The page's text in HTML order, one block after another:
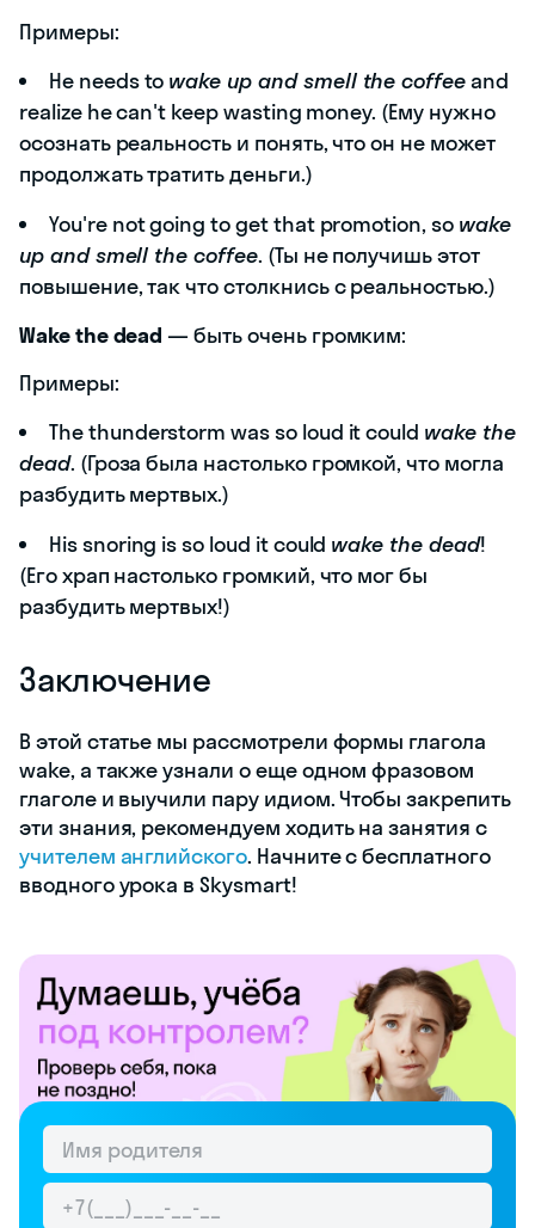
Примеры:
He needs to wake up and smell the coffeeand
realize he can't keep wasting money. (Ему нужно
осознать реальность и понять, что он не может
продолжать тратить деньги.)
You're not going to get that promotion, so wake
up and smell the coffee. (Ты не получишь этот
повышение, так что столкнись с реальностью.)
Wake the dead — быть очень громким:
Примеры:
The thunderstorm was so loud it could wake the
dead. (Гроза была настолько громкой, что могла
разбудить мертвых.)
His snoring is so loud it could wake the dead!
(Его храп настолько громкий, что мог бы
разбудить мертвых!)
Заключение
В этой статье мы рассмотрели формы глагола
wake, а также узнали о еще одном фразовом
глаголе и выучили пару идиом. Чтобы закрепить
эти знания, рекомендуем ходить на занятия с
учителем английского. Начните с бесплатного
вводного урока в Skysmart!